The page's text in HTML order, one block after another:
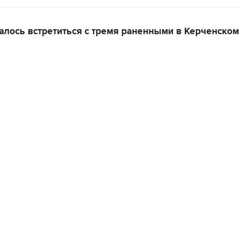
встретиться с тремя раненными в Керченском